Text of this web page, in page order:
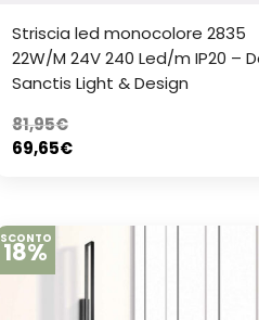
Striscia led monocolore 2835
22W/M 24V 240 Led/m IP20 –
Sanctis Light & Design
81,95€
69,65€
SCONTO
18%